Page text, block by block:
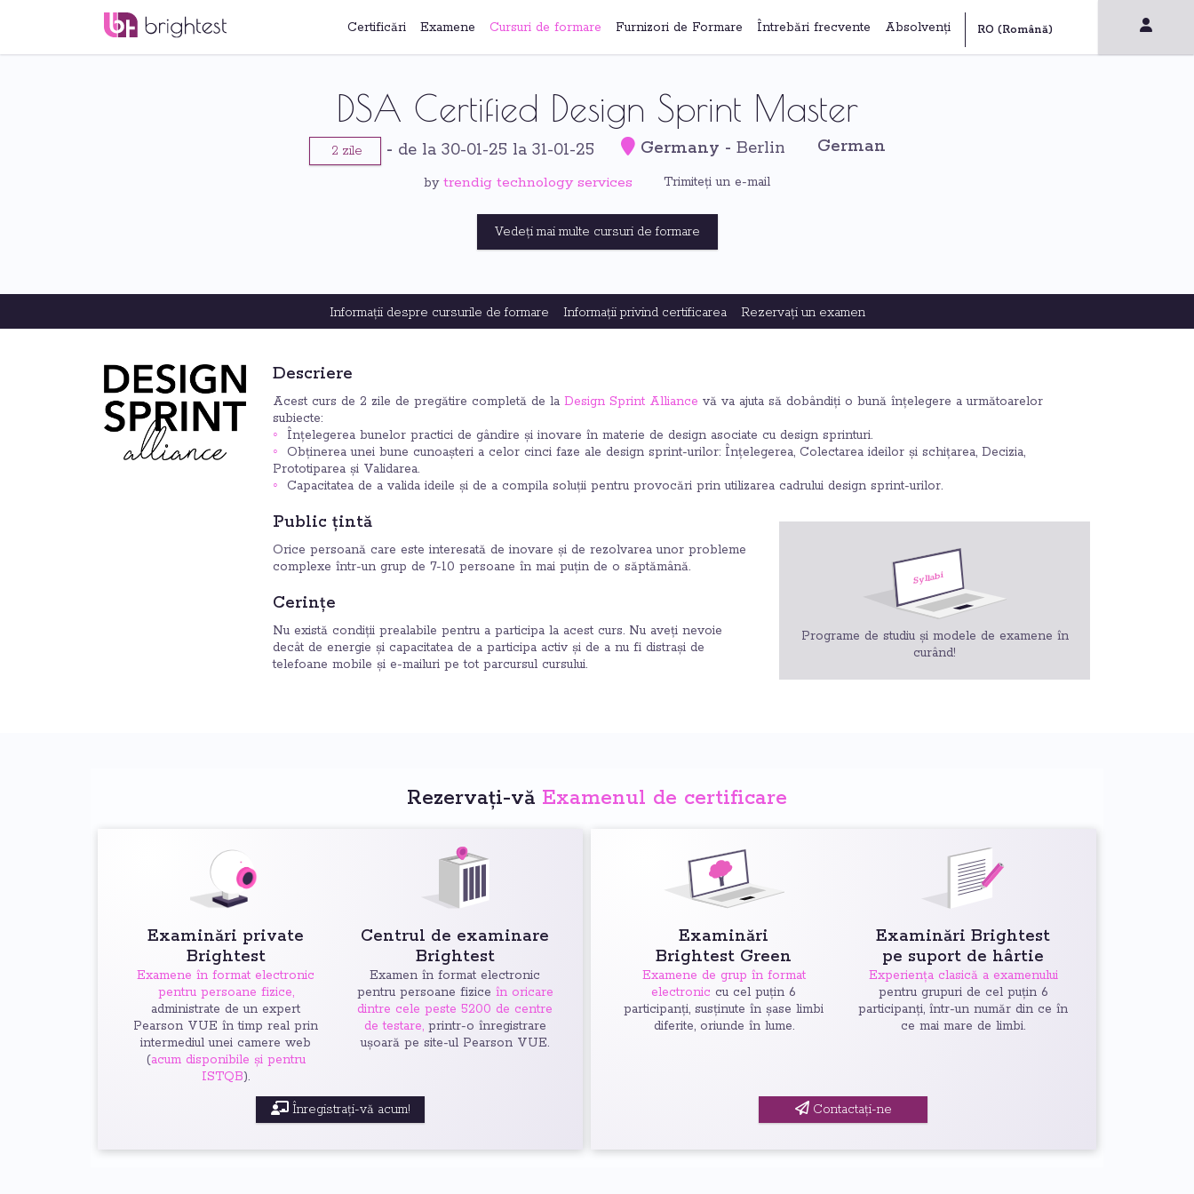
Certificări Examene Cursuri de formare Furnizori de Formare Întrebări frecvente Absolvenți
DSA Certified Design Sprint Master
2 zile - de la 30-01-25 la 31-01-25 Germany - Berlin German
by trendig technology services Trimiteți un e-mail
Vedeți mai multe cursuri de formare
Informații despre cursurile de formare Informații privind certificarea Rezervați un examen
Descriere
Acest curs de 2 zile de pregătire completă de la Design Sprint Alliance vă va ajuta să dobândiți o bună înțelegere a următoarelor
subiecte:
Înțelegerea bunelor practici de gândire și inovare în materie de design asociate cu design sprinturi.
Obținerea unei bune cunoașteri a celor cinci faze ale design sprint-urilor: Înțelegerea, Colectarea ideilor și schițarea, Decizia,
Prototiparea și Validarea.
Capacitatea de a valida ideile și de a compila soluții pentru provocări prin utilizarea cadrului design sprint-urilor.
Public țintă
Orice persoană care este interesată de inovare și de rezolvarea unor probleme
complexe într-un grup de 7-10 persoane în mai puțin de o săptămână.
Cerințe
Nu există condiții prealabile pentru a participa la acest curs. Nu aveți nevoie
decât de energie și capacitatea de a participa activ și de a nu fi distrași de
telefoane mobile și e-mailuri pe tot parcursul cursului.
Programe de studiu și modele de examene în
curând!
Rezervați-vă Examenul de certificare
Examinări private
Brightest
Examene în format electronic
pentru persoane fizice,
administrate de un expert
Pearson VUE în timp real prin
intermediul unei camere web
(acum disponibile și pentru
ISTQB).
Centrul de examinare
Brightest
Examen în format electronic
pentru persoane fizice în oricare
dintre cele peste 5200 de centre
de testare,printr-o înregistrare
ușoară pe site-ul Pearson VUE.
Înregistrați-vă acum!
Examinări
Brightest Green
Examene de grup în format
electronic cu cel puțin 6
participanți, susținute în șase limbi
diferite, oriunde în lume.
Examinări Brightest
pe suport de hârtie
Experiența clasică a examenului
pentru grupuri de cel puțin 6
participanți, într-un număr din ce în
ce mai mare de limbi.
Contactați-ne